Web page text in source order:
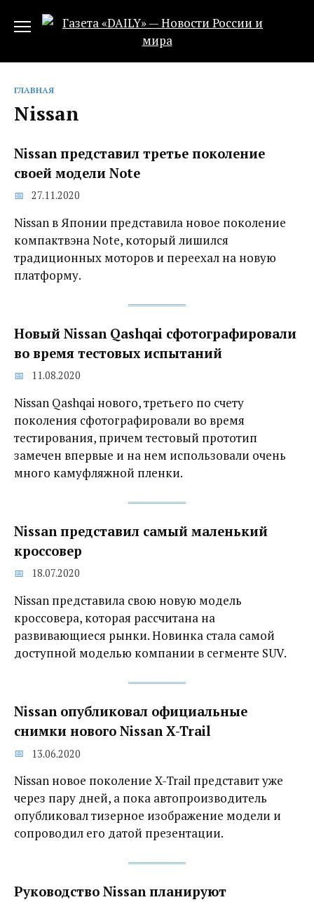
ГЛАВНАЯ
Nissan
Nissan представил третье поколение
своей модели Note
27.11.2020
Nissan в Японии представила новое поколение
компактвэна Note, который лишился
традиционных моторов и переехал на новую
платформу.
Новый Nissan Qashqai сфотографировали
во время тестовых испытаний
11.08.2020
Nissan Qashqai нового, третьего по счету
поколения сфотографировали во время
тестирования, причем тестовый прототип
замечен впервые и на нем использовали очень
много камуфляжной пленки.
Nissan представил самый маленький
кроссовер
18.07.2020
Nissan представила свою новую модель
кроссовера, которая рассчитана на
развивающиеся рынки. Новинка стала самой
доступной моделью компании в сегменте SUV.
Nissan опубликовал официальные
снимки нового Nissan X-Trail
13.06.2020
Nissan новое поколение X-Trail представит уже
через пару дней, а пока автопроизводитель
опубликовал тизерное изображение модели и
сопроводил его датой презентации.
Руководство Nissan планируют